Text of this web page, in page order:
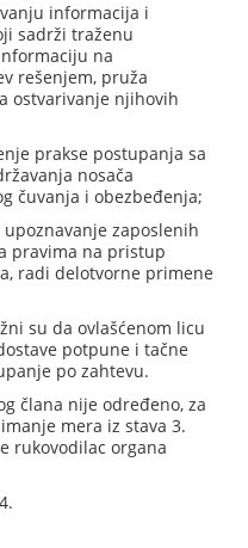
informacija i
sadrži traženu
na
rešenjem, pruža
ostvarivanje njihovih
prakse postupanja sa
nosača
čuvanja i obezbeđenja;
zaposlenih
pravima na pristup
radi delotvorne primene
su da ovlašćenom licu
potpune i tačne
po zahtevu.
člana nije određeno, za
mera iz stava 3.
rukovodilac organa